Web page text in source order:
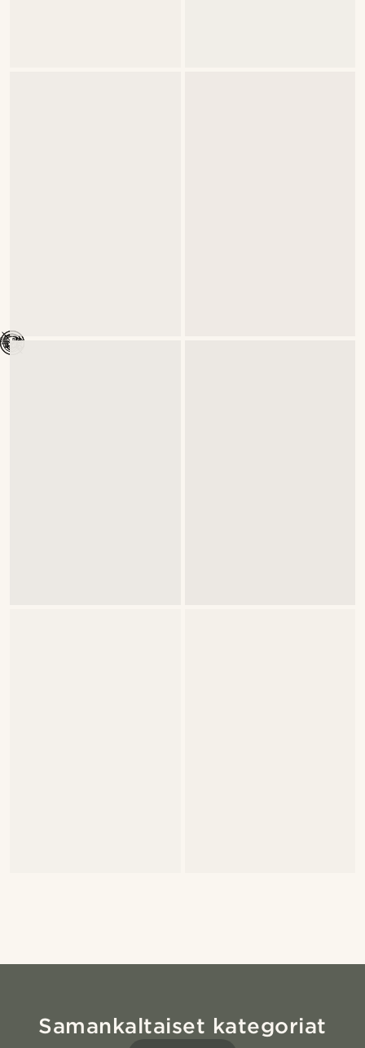
Samankaltaiset kategoriat